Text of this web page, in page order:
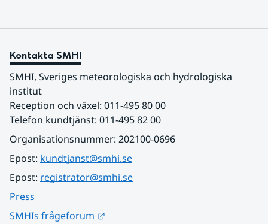
Kontakta SMHI
SMHI, Sveriges meteorologiska och hydrologiska
institut
Reception och växel: 011-495 80 00
Telefon kundtjänst: 011-495 82 00
Organisationsnummer: 202100-0696
Epost: kundtjanst@smhi.se
Epost: registrator@smhi.se
Press
SMHIs frågeforum